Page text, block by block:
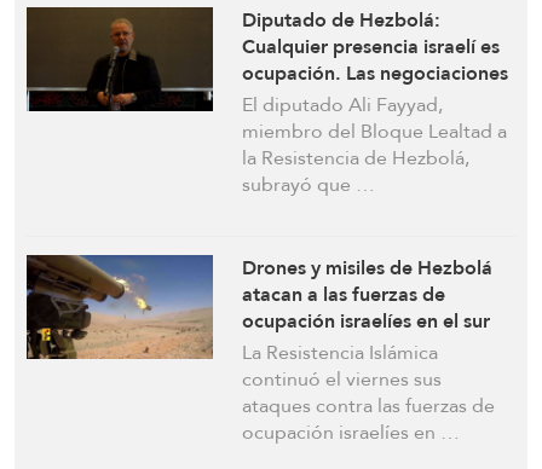
Diputado de Hezbolá:
Cualquier presencia israelí es
ocupación. Las negociaciones
sin fuerza equivalen a una
rendición
El diputado Ali Fayyad,
miembro del Bloque Lealtad a
la Resistencia de Hezbolá,
subrayó que …
Drones y misiles de Hezbolá
atacan a las fuerzas de
ocupación israelíes en el sur
del Líbano
La Resistencia Islámica
continuó el viernes sus
ataques contra las fuerzas de
ocupación israelíes en …